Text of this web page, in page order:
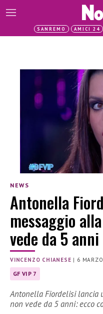
SANREMO AMICI 24
NEWS
Antonella
messaggio
vede da 5 anni
VINCENZO CHIANESE | 6
GF VIP 7
Antonella Fiordelisi lancia
non vede da 5 anni: ecco